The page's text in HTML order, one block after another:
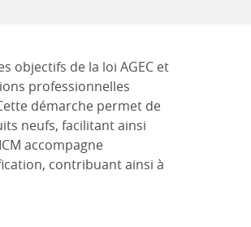
objectifs de la loi AGEC et
professionnelles
démarche permet de
neufs, facilitant ainsi
accompagne
contribuant ainsi à